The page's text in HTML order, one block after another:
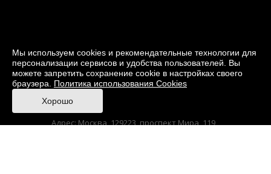
© 2026 Музей кино
При поддержке Министерства культуры РФ
Адрес: Москва, 129223, проспект Мира, 119,
Мы используем cookies и рекомендательные технологии для
персонализации сервисов и удобства пользователей. Вы
можете запретить сохранение cookie в настройках своего
браузера. Политика использования Cookies
Хорошо